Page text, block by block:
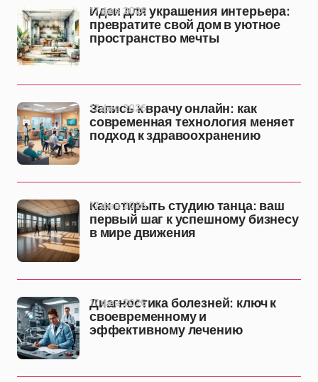
Идеи для украшения интерьера:
превратите свой дом в уютное
пространство мечты
17 фев 2026
Запись к врачу онлайн: как
современная технология меняет
подход к здравоохранению
17 фев 2026
Как открыть студию танца: ваш
первый шаг к успешному бизнесу
в мире движения
17 фев 2026
Диагностика болезней: ключ к
своевременному и
эффективному лечению
17 фев 2026